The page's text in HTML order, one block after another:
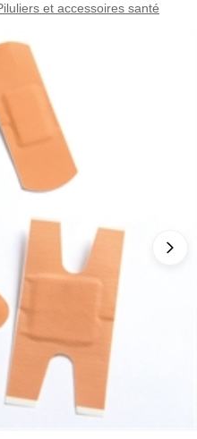
et accessoires santé